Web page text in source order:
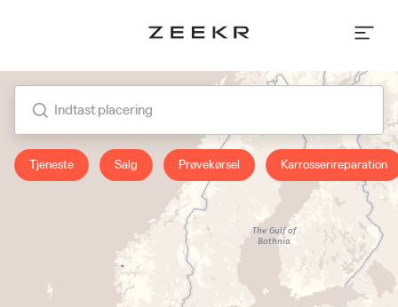
placering
Indtast placering
Tjeneste Salg Prøvekørsel Karrosserireparation
Få rutevejledning